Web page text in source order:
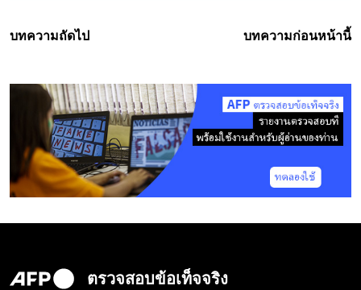
บทความถัดไป บทความก่อนหน้านี้
ตรวจสอบข้อเท็จจริง